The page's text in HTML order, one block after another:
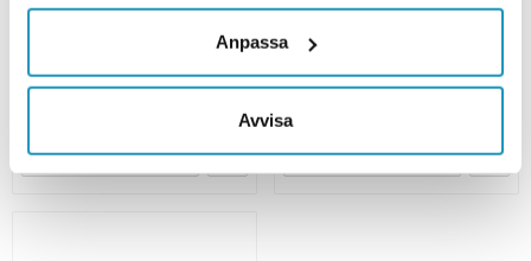
Anpassa
Avvisa
609 kr
MER INFORMATION
735 kr
I LAGER
MER INFORMATION